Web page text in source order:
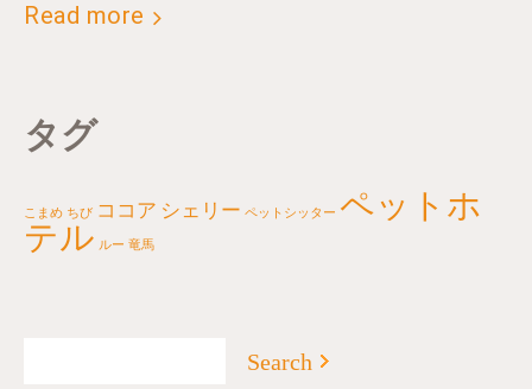
Read more
タグ
こまめ ちび ココア シェリー ペットシッター ペットホ
テル ルー 竜馬